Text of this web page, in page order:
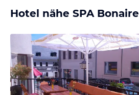
Hotel nähe SPA Bonaire